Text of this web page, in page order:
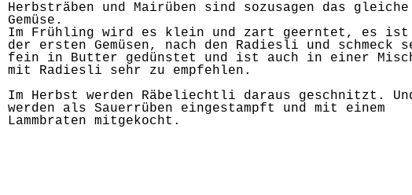
Herbsträben und Mairüben sind sozusagen das gleiche
Gemüse.
Im Frühling wird es klein und zart geerntet, es ist
der ersten Gemüsen, nach den Radiesli und schmeck
fein in Butter gedünstet und ist auch in einer
mit Radiesli sehr zu empfehlen.
Im Herbst werden Räbeliechtli daraus geschnitzt.
werden als Sauerrüben eingestampft und mit einem
Lammbraten mitgekocht.